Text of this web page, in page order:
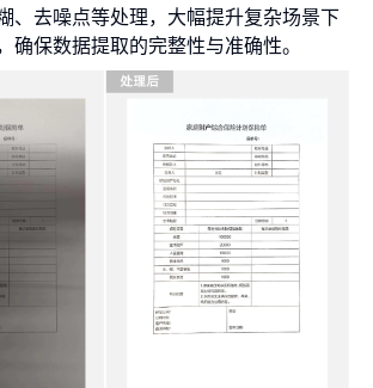
、去噪点等处理，大幅提升复杂场景下
确保数据提取的完整性与准确性。